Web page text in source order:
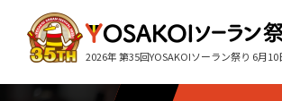
2026年 第35回YOSAKOIソーラン祭り 6月